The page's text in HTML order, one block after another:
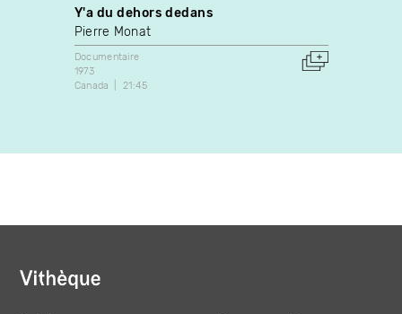
Y'a du dehors dedans
Pierre Monat
Documentaire
1973
Canada
21:45